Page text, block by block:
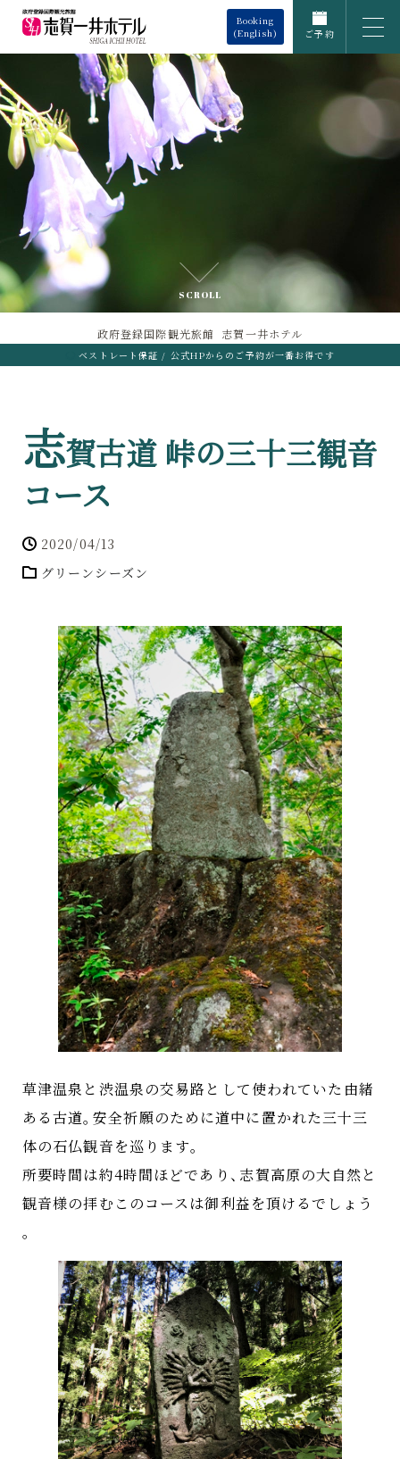
Booking
(English)
ご予約
SCROLL
政府登録国際観光旅館 志賀一井ホテル
ベストレート保証 / 公式HPからのご予約が一番お得です
志賀古道 峠の三十三観音
コース
2020/04/13
グリーンシーズン
草津温泉と渋温泉の交易路として使われていた由緒
ある古道。安全祈願のために道中に置かれた三十三
体の石仏観音を巡ります。
所要時間は約4時間ほどであり 、志賀高原の大自然と
観音様の拝むこのコースは御利益を頂けるでしょう
。